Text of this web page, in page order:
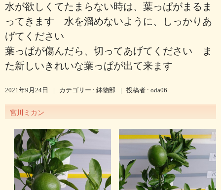
水が欲しくてたまらない時は、葉っぱがまるま
ってきます 水を溜めないように、しっかりあ
げてください
葉っぱが傷んだら、切ってあげてください ま
た新しいきれいな葉っぱが出て来ます
2021年9月24日 | カテゴリー : 鉢物部 | 投稿者 : oda06
宮川ミカン